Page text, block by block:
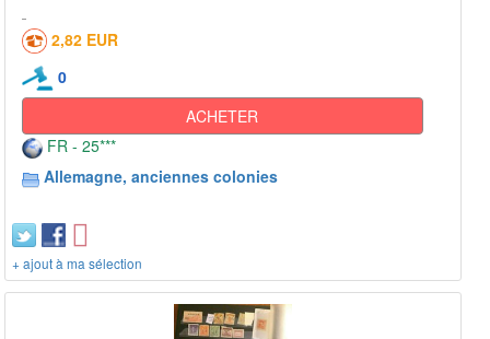
2,82 EUR
0
ACHETER
FR - 25***
Allemagne, anciennes colonies
+ ajout à ma sélection